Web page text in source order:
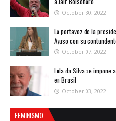
October 30, 2022
La portavoz de la
Ayuso con su
October 07, 2022
Lula da Silva se impone
en Brasil
October 03, 2022
FEMINISMO